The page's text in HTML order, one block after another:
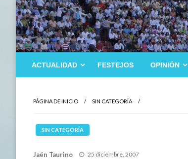
ACTUALIDAD FESTEJOS OPINIÓN
PÁGINA DE INICIO SIN CATEGORÍA
SIN CATEGORÍA
Jaén Taurino
Publicado
25 diciembre, 2007